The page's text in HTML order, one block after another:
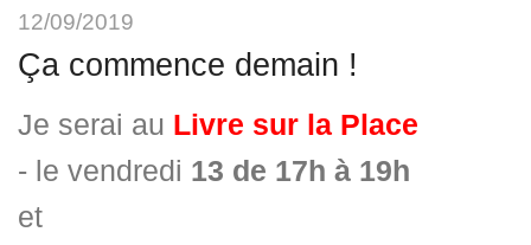
12/09/2019
Ça commence demain !
Je serai au Livre sur la Place
- le vendredi 13 de 17h à 19h
et